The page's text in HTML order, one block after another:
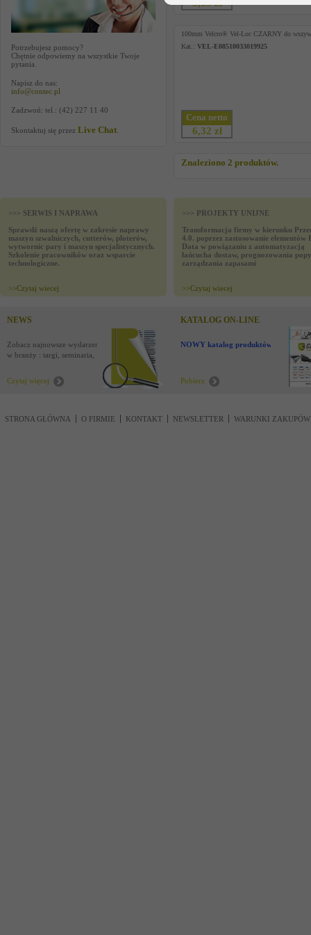
Potrzebujesz pomocy?
Chętnie odpowiemy na wszystkie Twoje
pytania.
Napisz do nas:
info@contec.pl
Zadzwoń: tel.: (42) 227 11 40
Skontaktuj się przez Live Chat
3,65 zł
100mm Velcro® Vel-Loc CZARNY do
Kat.: VEL-E08510033019925
Cena netto
6,32 zł
Znaleziono 2 produktów.
>>> SERWIS I NAPRAWA
Sprawdź naszą ofertę w zakresie naprawy
maszyn szwalniczych, cutterów, ploterów,
wytwornic pary i maszyn specjalistycznych.
Szkolenie pracowników oraz wsparcie
technologiczne.
>>Czytaj wiecej
>>> PROJEKTY UNIJNE
Transformacja firmy w kierunku
4.0. poprzez zastosowanie elementów
Data w powiązaniu z automatyzacją
łańcucha dostaw, prognozowania
zarządzania zapasami
>>Czytaj wiecej
NEWS
Zobacz najnowsze wydarzenia
w branży : targi, seminaria,
Czytaj więcej
KATALOG ON-LINE
NOWY katalog produktów !
Pobierz
STRONA GŁÓWNA O FIRMIE KONTAKT NEWSLETTER WARUNKI ZAKUPÓW